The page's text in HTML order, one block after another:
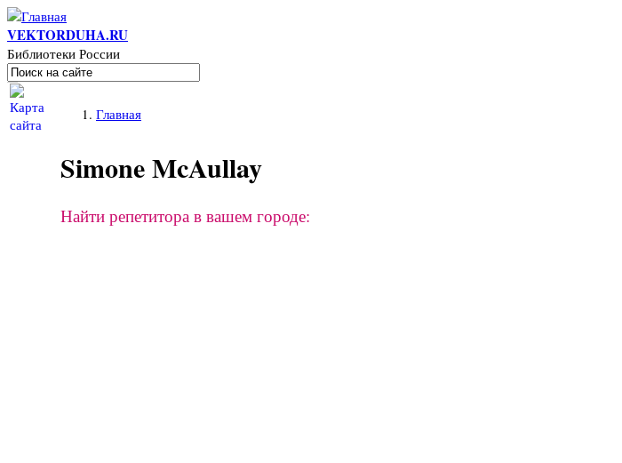
Перейти к основному содержанию
VEKTORDUHA.RU
Библиотеки России
Форма поиска
Поиск
Вы здесьГлавная
Simone McAullay
Найти репетитора в вашем городе: